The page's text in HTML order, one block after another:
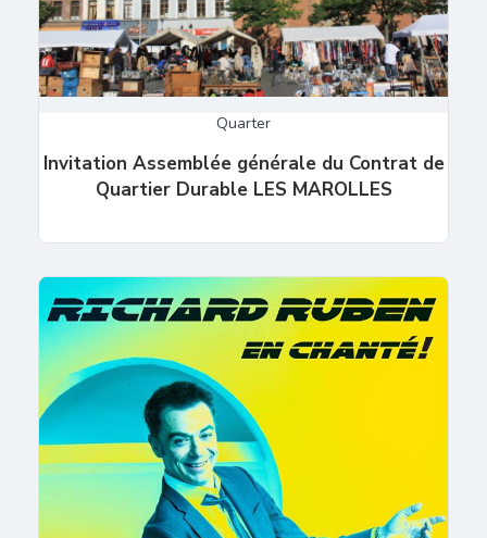
Quarter
Invitation Assemblée générale du Contrat de
Quartier Durable LES MAROLLES